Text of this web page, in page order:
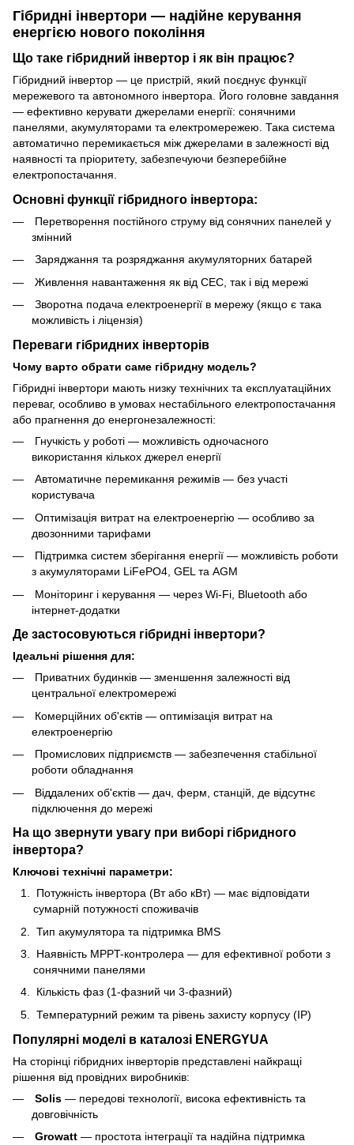
Гібридні інвертори — надійне керування
енергією нового покоління
Що таке гібридний інвертор і як він працює?
Гібридний інвертор — це пристрій, який поєднує функції
мережевого та автономного інвертора. Його головне завдання
— ефективно керувати джерелами енергії: сонячними
панелями, акумуляторами та електромережею. Така система
автоматично перемикається між джерелами в залежності від
наявності та пріоритету, забезпечуючи безперебійне
електропостачання.
Основні функції гібридного інвертора:
Перетворення постійного струму від сонячних панелей у
змінний
Заряджання та розряджання акумуляторних батарей
Живлення навантаження як від СЕС, так і від мережі
Зворотна подача електроенергії в мережу (якщо є така
можливість і ліцензія)
Переваги гібридних інверторів
Чому варто обрати саме гібридну модель?
Гібридні інвертори мають низку технічних та експлуатаційних
переваг, особливо в умовах нестабільного електропостачання
або прагнення до енергонезалежності:
Гнучкість у роботі — можливість одночасного
використання кількох джерел енергії
Автоматичне перемикання режимів — без участі
користувача
Оптимізація витрат на електроенергію — особливо за
двозонними тарифами
Підтримка систем зберігання енергії — можливість роботи
з акумуляторами LiFePO4, GEL та AGM
Моніторинг і керування — через Wi-Fi, Bluetooth або
інтернет-додатки
Де застосовуються гібридні інвертори?
Ідеальні рішення для:
Приватних будинків — зменшення залежності від
центральної електромережі
Комерційних об'єктів — оптимізація витрат на
електроенергію
Промислових підприємств — забезпечення стабільної
роботи обладнання
Віддалених об'єктів — дач, ферм, станцій, де відсутнє
підключення до мережі
На що звернути увагу при виборі гібридного
інвертора?
Ключові технічні параметри:
Потужність інвертора (Вт або кВт) — має відповідати
сумарній потужності споживачів
Тип акумулятора та підтримка BMS
Наявність MPPT-контролера — для ефективної роботи з
сонячними панелями
Кількість фаз (1-фазний чи 3-фазний)
Температурний режим та рівень захисту корпусу (IP)
Популярні моделі в каталозі ENERGYUA
На сторінці гібридних інверторів представлені найкращі
рішення від провідних виробників:
Solis — передові технології, висока ефективність та
довговічність
Growatt — простота інтеграції та надійна підтримка